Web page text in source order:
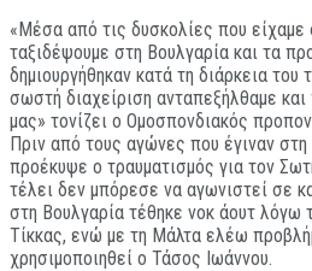
«Μέσα από τις δυσκολίες που είχαμε
ταξιδέψουμε στη Βουλγαρία και τα
δημιουργήθηκαν κατά τη διάρκεια του
σωστή διαχείριση ανταπεξήλθαμε
μας» τονίζει ο Ομοσπονδιακός
Πριν από τους αγώνες που έγιναν
προέκυψε ο τραυματισμός για τον
τέλει δεν μπόρεσε να αγωνιστεί σε
στη Βουλγαρία τέθηκε νοκ άουτ λόγω
Τίκκας, ενώ με τη Μάλτα ελέω
χρησιμοποιηθεί ο Τάσος Ιωάννου.